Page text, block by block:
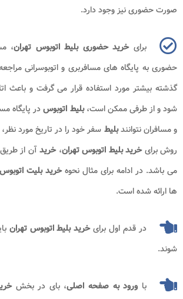
صورت حضوری نیز وجود دارد.
برایخرید حضوری بلیط اتوبوس تهران،
حضوری به پایگاه های مسافربری و اتوبوسرانی
گذشته بیشتر مورد استفاده قرار می گرفت و باعث
شود و از طرفی ممکن است،بلیط اتوبوسدر پایگاه
و مسافران نتوانندبلیط سفر خود را در تاریخ مورد
روش برایخرید بلیط اتوبوس تهران،خریدآن از طریق
می باشد. در ادامه برای مثال نحوهخرید بلیت
ها ارائه شده است.
در قدم اول برایخرید بلیط اتوبوس تهران
شوند.
با ورود به صفحه اصلی، بای در بخش